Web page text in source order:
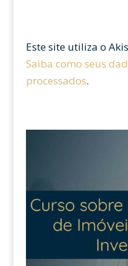
Este site utiliza o
Saiba como seus
processados.